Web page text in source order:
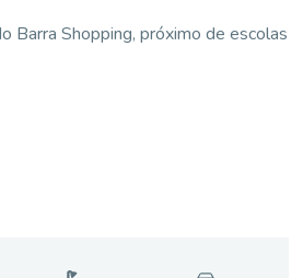
Barra Shopping, próximo de escolas